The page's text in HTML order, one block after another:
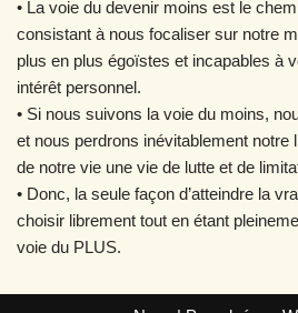
• La voie du devenir moins est le
consistant à nous focaliser sur notre
plus en plus égoïstes et incapables à
intérêt personnel.
• Si nous suivons la voie du moins,
et nous perdrons inévitablement notre
de notre vie une vie de lutte et de
• Donc, la seule façon d’atteindre la
choisir librement tout en étant
voie du PLUS.